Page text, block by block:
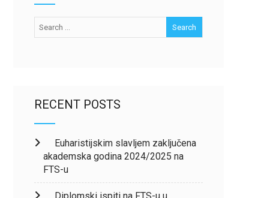
RECENT POSTS
Euharistijskim slavljem zaključena
akademska godina 2024/2025 na
FTS-u